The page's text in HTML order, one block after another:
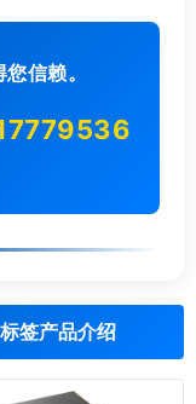
信赖。
签产品介绍